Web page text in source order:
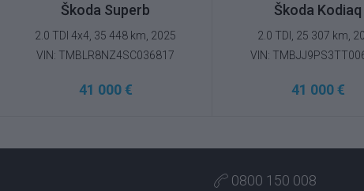
Škoda Superb
2.0 TDI 4x4, 35 448 km, 2025
VIN: TMBLR8NZ4SC036817
41 000 €
Škoda Kodiaq
2.0 TDI, 25 307 km,
VIN:
41 000 €
0800 150 008